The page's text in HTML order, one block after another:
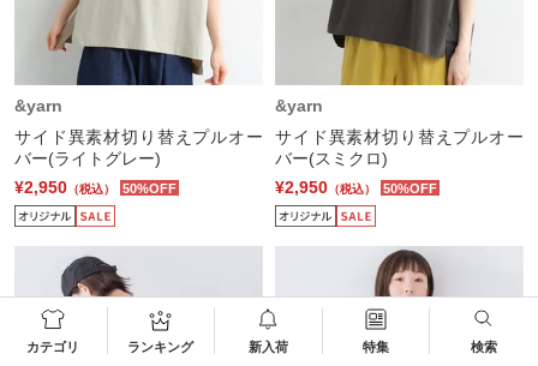
カテゴリ ランキング 新入荷 特集 検索
&yarn
サイド異素材切り替えプルオー
バー(ライトグレー)
¥2,950 （税込） 50%OFF
&yarn
サイド異素材切り替えプルオー
バー(スミクロ)
¥2,950 （税込） 50%OFF